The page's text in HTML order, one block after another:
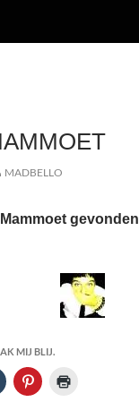
MADBELLO
gevonden
MIJ BLIJ.